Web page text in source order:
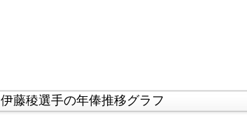
伊藤稜選手の年俸推移グラフ